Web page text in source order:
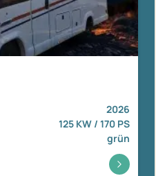
2026
125 KW / 170 PS
grün